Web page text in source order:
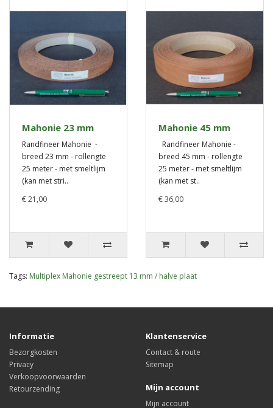
Mahonie 23 mm
Randfineer Mahonie -
breed 23 mm - rollengte
25 meter - met smeltlijm
(kan met stri..
€ 21,00
Mahonie 45 mm
Randfineer Mahonie -
breed 45 mm - rollengte
25 meter - met smeltlijm
(kan met st..
€ 36,00
Tags: Multiplex Mahonie gestreept 13 mm / halve plaat
Informatie
Bezorgkosten
Privacy
Verkoopvoorwaarden
Retourzending
Klantenservice
Contact & route
Sitemap
Mijn account
Mijn account